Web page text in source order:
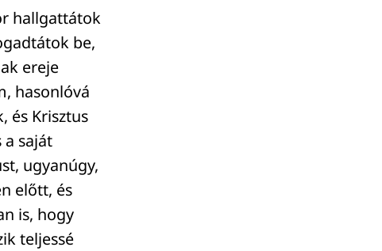
hallgattátok
be,
ereje
hasonlóvá
és Krisztus
a saját
ugyanúgy,
előtt, és
is, hogy
teljessé